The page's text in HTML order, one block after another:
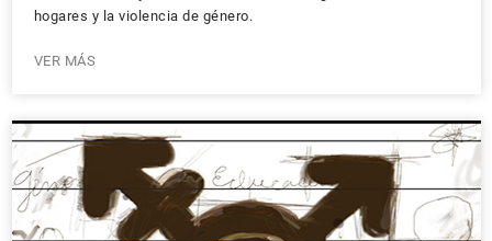
hogares y la violencia de género.
VER MÁS